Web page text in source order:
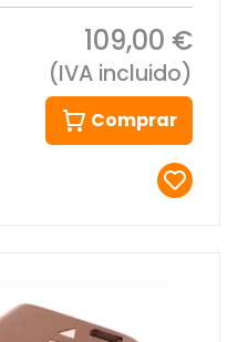
109,00 €
(IVA incluido)
Comprar